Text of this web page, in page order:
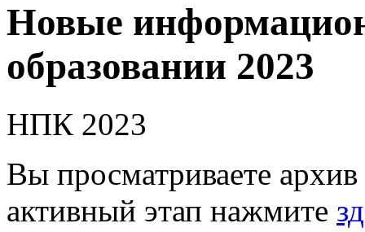
Новые
образовании 2023
НПК 2023
Вы просматриваете
активный этап нажмите